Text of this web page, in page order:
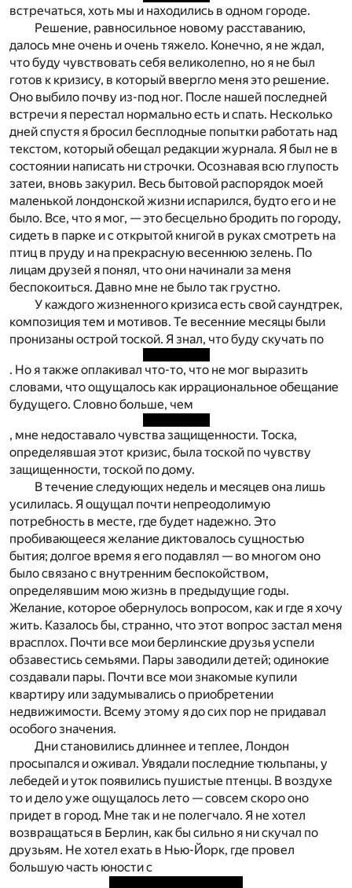
встречаться, хоть мы и находились в одном городе.
Решение, равносильное новому расставанию,
далось мне очень и очень тяжело. Конечно, я не ждал,
что буду чувствовать себя великолепно, но я не был
готов к кризису, в который ввергло меня это решение.
Оно выбило почву из-под ног. После нашей последней
встречи я перестал нормально есть и спать. Несколько
дней спустя я бросил бесплодные попытки работать над
текстом, который обещал редакции журнала. Я был не в
состоянии написать ни строчки. Осознавая всю глупость
затеи, вновь закурил. Весь бытовой распорядок моей
маленькой лондонской жизни испарился, будто его и не
было. Все, что я мог, — это бесцельно бродить по городу,
сидеть в парке и с открытой книгой в руках смотреть на
птиц в пруду и на прекрасную весеннюю зелень. По
лицам друзей я понял, что они начинали за меня
беспокоиться. Давно мне не было так грустно.
У каждого жизненного кризиса есть свой саундтрек,
композиция тем и мотивов. Те весенние месяцы были
пронизаны острой тоской. Я знал, что буду скучать по
. Но я также оплакивал что-то, что не мог выразить
словами, что ощущалось как иррациональное обещание
будущего. Словно больше, чем
, мне недоставало чувства защищенности. Тоска,
определявшая этот кризис, была тоской по чувству
защищенности, тоской по дому.
В течение следующих недель и месяцев она лишь
усилилась. Я ощущал почти непреодолимую
потребность в месте, где будет надежно. Это
пробивающееся желание диктовалось сущностью
бытия; долгое время я его подавлял — во многом оно
было связано с внутренним беспокойством,
определявшим мою жизнь в предыдущие годы.
Желание, которое обернулось вопросом, как и где я хочу
жить. Казалось бы, странно, что этот вопрос застал меня
врасплох. Почти все мои берлинские друзья успели
обзавестись семьями. Пары заводили детей; одинокие
создавали пары. Почти все мои знакомые купили
квартиру или задумывались о приобретении
недвижимости. Всему этому я до сих пор не придавал
особого значения.
Дни становились длиннее и теплее, Лондон
просыпался и оживал. Увядали последние тюльпаны, у
лебедей и уток появились пушистые птенцы. В воздухе
то и дело уже ощущалось лето — совсем скоро оно
придет в город. Мне так и не полегчало. Я не хотел
возвращаться в Берлин, как бы сильно я ни скучал по
друзьям. Не хотел ехать в Нью-Йорк, где провел
большую часть юности с